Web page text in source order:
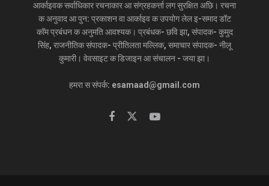
आर्काइवक सर्वाधिकार रचनाकार आ संग्रहकर्त्ता लग सुरक्षित अछि। रचना
क अनुवाद आ पुन: प्रकाशन वा आर्काइव क उपयोग लेल इ-समाद डॉट
कॉम प्रबंधन क अनुमति आवश्यक। प्रबंधक- छवि झा, संपादक- कुमुद
सिंह, राजनीतिक संपादक- प्रीतिलता मल्लिक, समाचार संपादक- नीलू
कुमारी। वेवसाइट क डिजाइन आ संचालन - जया झा।
हमरा स संपर्क: esamaad@gmail.com